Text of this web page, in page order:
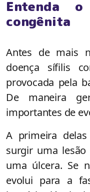
Entenda
congênita
Antes de mais
doença sífilis
provocada pela
De maneira
importantes de
A primeira
surgir uma
uma úlcera. Se
evolui para a